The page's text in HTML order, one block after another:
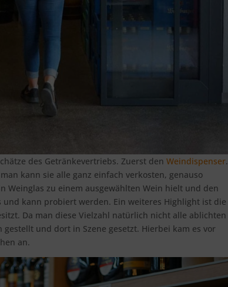
des Getränkevertriebs. Zuerst den Weindispenser.
kann sie alle ganz einfach verkosten, genauso
zu einem ausgewählten Wein hielt und den
kann probiert werden. Ein weiteres Highlight ist die
Da man diese Vielzahl natürlich nicht alle ablichten
und dort in Szene gesetzt. Hierbei kam es vor
an.